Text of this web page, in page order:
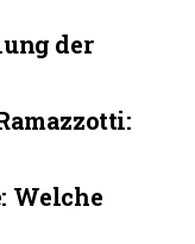
der
Welche